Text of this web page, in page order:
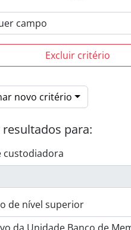
Excluir critério
novo critério
para:
custodiadora
de nível superior